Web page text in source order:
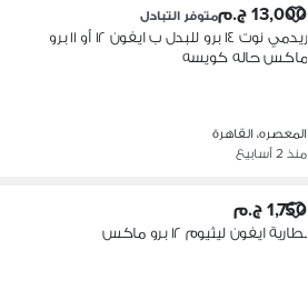
13,000 ج.م متوفر التبادل
ريدمي نوت ١٤ برو للبدل ب ايفون ١٢ أو ١١ برو
ماكس حاله كويسه
المعصره، القاهرة
منذ 2 أسابيع
1,750 ج.م
بطارية ايفون ليثيوم ١٢ برو ماكس